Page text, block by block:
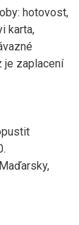
hotovost,
karta,
je zaplacení